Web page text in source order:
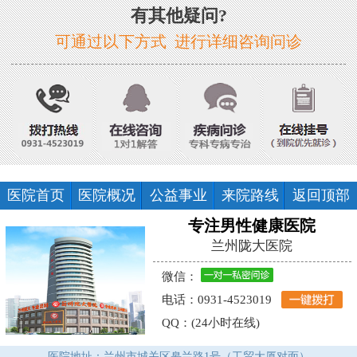
有其他疑问?
可通过以下方式 进行详细咨询问诊
医院首页 医院概况 公益事业 来院路线 返回顶部
专注男性健康医院
兰州陇大医院
微信：
电话：0931-4523019
QQ：(24小时在线)